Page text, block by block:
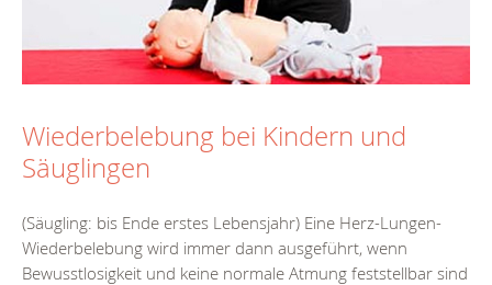
Wiederbelebung bei Kindern und
Säuglingen
(Säugling: bis Ende erstes Lebensjahr) Eine Herz-Lungen-
Wiederbelebung wird immer dann ausgeführt, wenn
Bewusstlosigkeit und keine normale Atmung feststellbar sind